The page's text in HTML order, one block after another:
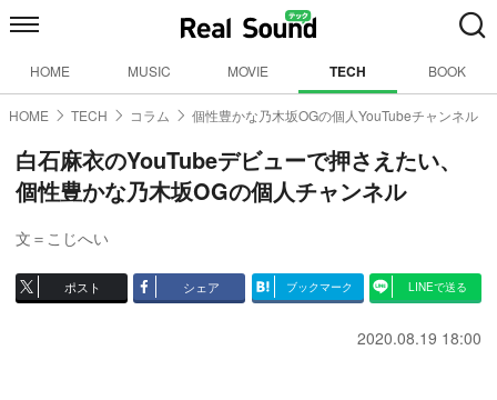
HOME MUSIC MOVIE TECH BOOK
HOME TECH コラム 個性豊かな乃木坂OGの個人YouTubeチャンネル
白石麻衣のYouTubeデビューで押さえたい、
個性豊かな乃木坂OGの個人チャンネル
文＝こじへい
ポスト シェア ブックマーク LINEで送る
2020.08.19 18:00